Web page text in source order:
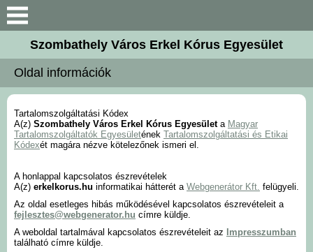
Keresés
Bemutatkozás
Hírek, aktualitások
Karnagyaink
Kórustagok
Kiadványaink
Galéria
Szombathely Város Erkel Kórus Egyesület
Oldal információk
Tartalomszolgáltatási Kódex
A(z) Szombathely Város Erkel Kórus Egyesületa Magyar
Tartalomszolgáltatók Egyesületének Tartalomszolgáltatási és Etikai
Kódexét magára nézve kötelezőnek ismeri el.
A honlappal kapcsolatos észrevételek
A(z) erkelkorus.hu informatikai hátterét a Webgenerátor Kft. felügyeli.
Az oldal esetleges hibás működésével kapcsolatos észrevételeit a
fejlesztes@webgenerator.hu címre küldje.
A weboldal tartalmával kapcsolatos észrevételeit az
Impresszumban
található címre küldje.